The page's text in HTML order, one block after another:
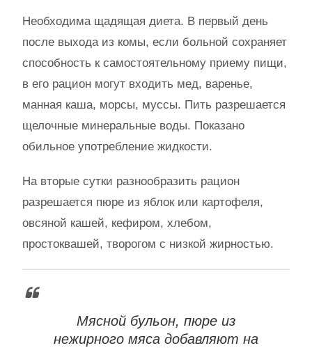
Необходима щадящая диета. В первый день
после выхода из комы, если больной сохраняет
способность к самостоятельному приему пищи,
в его рацион могут входить мед, варенье,
манная каша, морсы, муссы. Пить разрешается
щелочные минеральные воды. Показано
обильное употребление жидкости.
На вторые сутки разнообразить рацион
разрешается пюре из яблок или картофеля,
овсяной кашей, кефиром, хлебом,
простоквашей, творогом с низкой жирностью.
Мясной бульон, пюре из
нежирного мяса добавляют на